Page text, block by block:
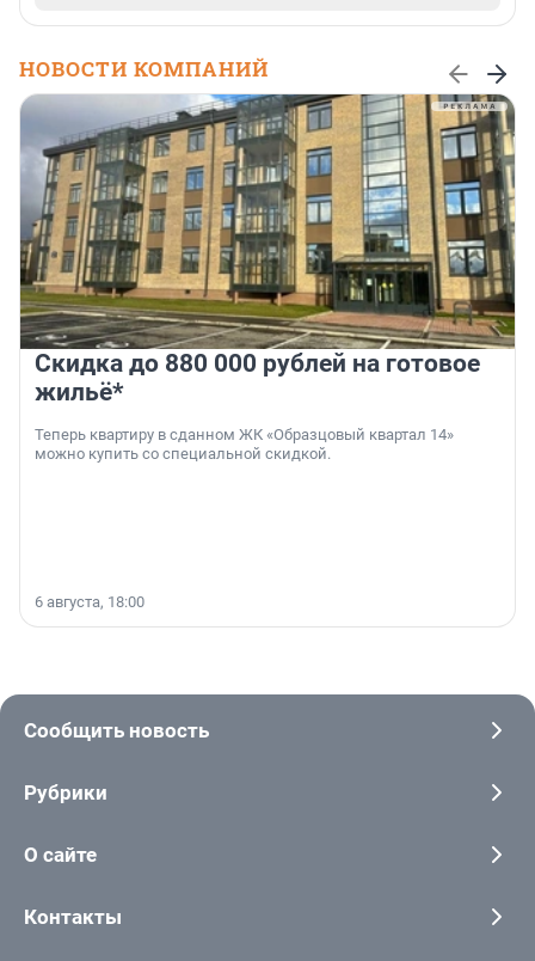
НОВОСТИ КОМПАНИЙ
Скидка до 880 000 рублей на готовое
жильё*
Теперь квартиру в сданном ЖК «Образцовый квартал 14»
можно купить со специальной скидкой.
6 августа, 18:00
Сообщить новость
Рубрики
О сайте
Контакты